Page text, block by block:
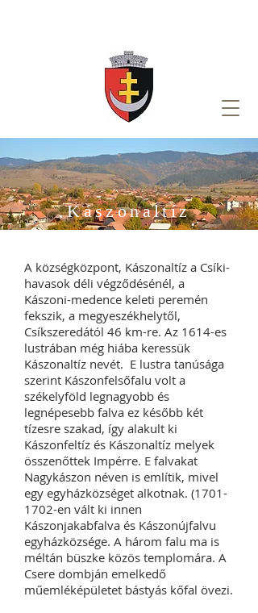
Kászonaltíz
A községközpont, Kászonaltíz a Csíki-
havasok déli végződésénél, a
Kászoni-medence keleti peremén
fekszik, a megyeszékhelytől,
Csíkszeredától 46 km-re. Az 1614-es
lustrában még hiába keressük
Kászonaltíz nevét. E lustra tanúsága
szerint Kászonfelsőfalu volt a
székelyföld legnagyobb és
legnépesebb falva ez később két
tízesre szakad, így alakult ki
Kászonfeltíz és Kászonaltíz melyek
összenőttek Impérre. E falvakat
Nagykászon néven is említik, mivel
egy egyházközséget alkotnak. (1701-
1702-en vált ki innen
Kászonjakabfalva és Kászonújfalvu
egyházközsége. A három falu ma is
méltán büszke közös templomára. A
Csere dombján emelkedő
műemléképületet bástyás kőfal övezi.